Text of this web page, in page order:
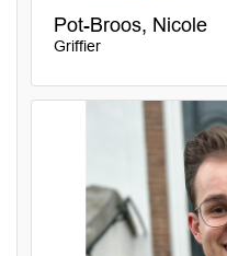
Pot-Broos, Nicole
Griffier